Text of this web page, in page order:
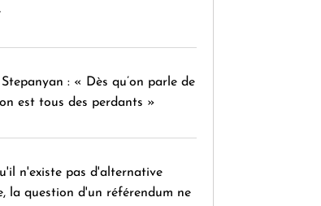
Stepanyan : « Dès qu’on parle de
est tous des perdants »
n'existe pas d'alternative
la question d'un référendum ne